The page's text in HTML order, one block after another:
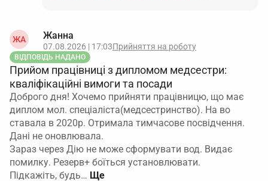
ЖА Жанна
07.08.2026 | 17:03Прийняття на роботу
ВІДПОВІДЬ НАДАНО
Прийом працівниці з дипломом медсестри:
кваліфікаційні вимоги та посади
Доброго дня! Хочемо прийняти працівницю, що має
диплом мол. спеціаліста(медсестринство). На во
ставала в 2020р. Отримала тимчасове посвідчення.
Дані не оновлювала.
Зараз через Дію не може сформувати вод. Видає
помилку. Резерв+ боїться установлювати.
Підкажіть, будь…